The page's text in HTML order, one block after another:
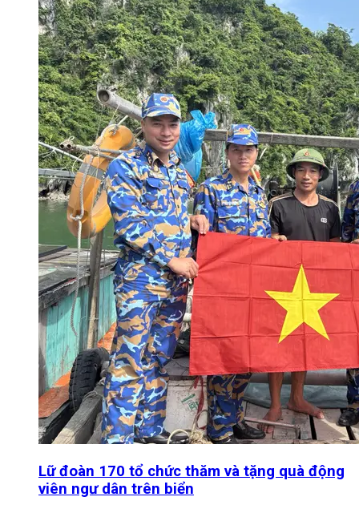
Lữ đoàn 170 tổ chức thăm và tặng quà động
viên ngư dân trên biển